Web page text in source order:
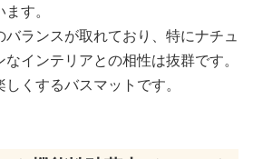
す。
ランスが取れており、特にナチュ
インテリアとの相性は抜群です。
くするバスマットです。